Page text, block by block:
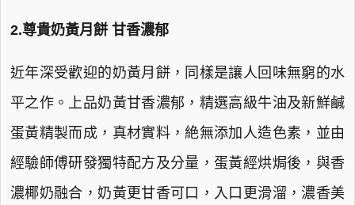
2.尊貴奶黃月餅 甘香濃郁
近年深受歡迎的奶黃月餅，同樣是讓人回味無窮的水
平之作。上品奶黃甘香濃郁，精選高級牛油及新鮮鹹
蛋黃精製而成，真材實料，絶無添加人造色素，並由
經驗師傅研發獨特配方及分量，蛋黃經烘焗後，與香
濃椰奶融合，奶黃更甘香可口，入口更滑溜，濃香美